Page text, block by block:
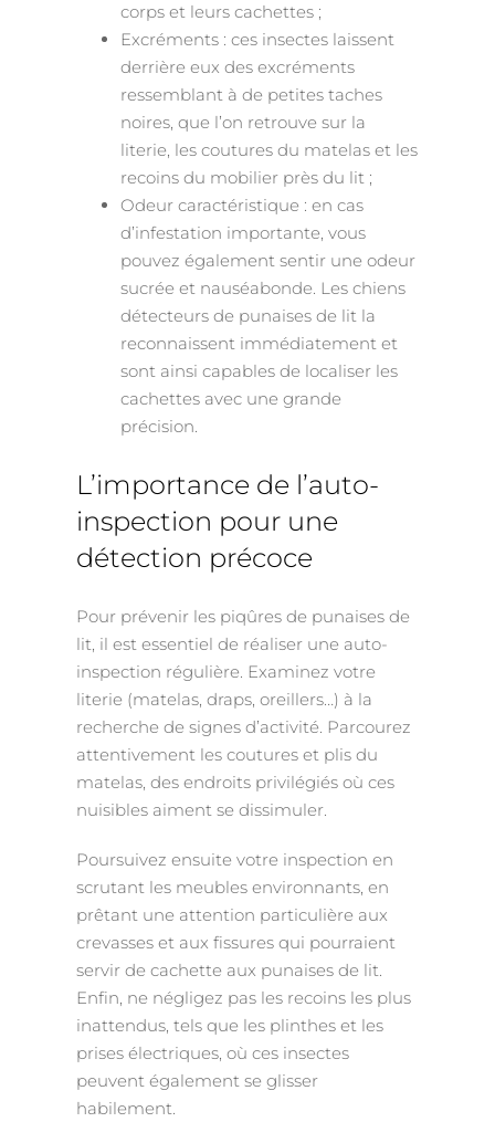
corps et leurs cachettes ;
Excréments : ces insectes laissent
derrière eux des excréments
ressemblant à de petites taches
noires, que l’on retrouve sur la
literie, les coutures du matelas et les
recoins du mobilier près du lit ;
Odeur caractéristique : en cas
d’infestation importante, vous
pouvez également sentir une odeur
sucrée et nauséabonde. Les chiens
détecteurs de punaises de lit la
reconnaissent immédiatement et
sont ainsi capables de localiser les
cachettes avec une grande
précision.
L’importance de l’auto-
inspection pour une
détection précoce
Pour prévenir les piqûres de punaises de
lit, il est essentiel de réaliser une auto-
inspection régulière. Examinez votre
literie (matelas, draps, oreillers…) à la
recherche de signes d’activité. Parcourez
attentivement les coutures et plis du
matelas, des endroits privilégiés où ces
nuisibles aiment se dissimuler.
Poursuivez ensuite votre inspection en
scrutant les meubles environnants, en
prêtant une attention particulière aux
crevasses et aux fissures qui pourraient
servir de cachette aux punaises de lit.
Enfin, ne négligez pas les recoins les plus
inattendus, tels que les plinthes et les
prises électriques, où ces insectes
peuvent également se glisser
habilement.